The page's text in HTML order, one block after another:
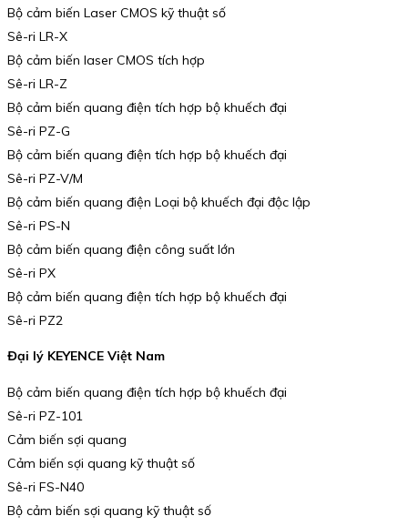
Bộ cảm biến Laser CMOS kỹ thuật số
Sê-ri LR-X
Bộ cảm biến laser CMOS tích hợp
Sê-ri LR-Z
Bộ cảm biến quang điện tích hợp bộ khuếch đại
Sê-ri PZ-G
Bộ cảm biến quang điện tích hợp bộ khuếch đại
Sê-ri PZ-V/M
Bộ cảm biến quang điện Loại bộ khuếch đại độc lập
Sê-ri PS-N
Bộ cảm biến quang điện công suất lớn
Sê-ri PX
Bộ cảm biến quang điện tích hợp bộ khuếch đại
Sê-ri PZ2
Đại lý KEYENCE Việt Nam
Bộ cảm biến quang điện tích hợp bộ khuếch đại
Sê-ri PZ-101
Cảm biến sợi quang
Cảm biến sợi quang kỹ thuật số
Sê-ri FS-N40
Bộ cảm biến sợi quang kỹ thuật số